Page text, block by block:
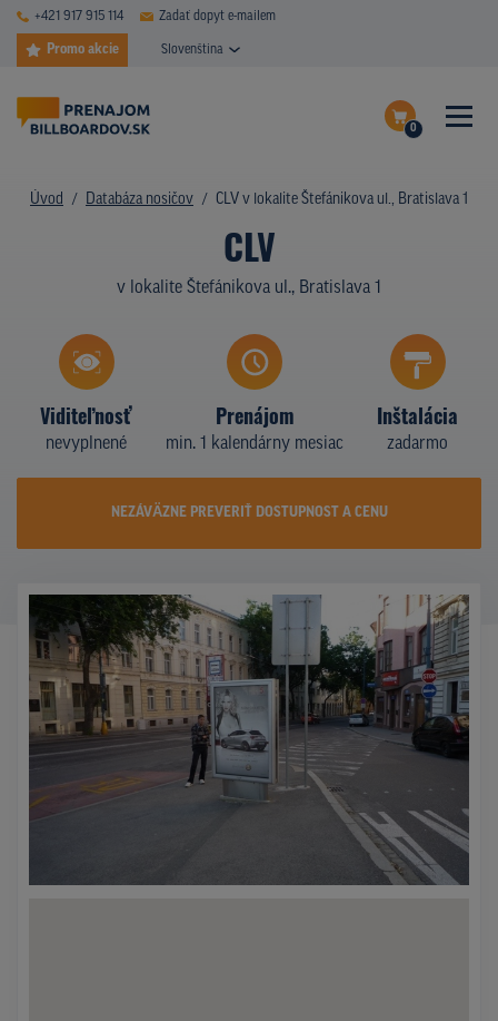
+421 917 915 114 Zadať dopyt e-mailem
Promo akcie Slovenština
0
Dokončiť dopyt
Zobraziť nosiče na mape
DATABÁZA NOSIČOV
PLOCHY V AKCII
TYPY NOSIČOV
Z PRAXE
Úvod Databáza nosičov CLV v lokalite Štefánikova ul., Bratislava 1
CLV
v lokalite Štefánikova ul., Bratislava 1
Viditeľnosť
nevyplnené
Prenájom
min. 1 kalendárny mesiac
Inštalácia
zadarmo
NEZÁVÄZNE PREVERIŤ DOSTUPNOST A CENU